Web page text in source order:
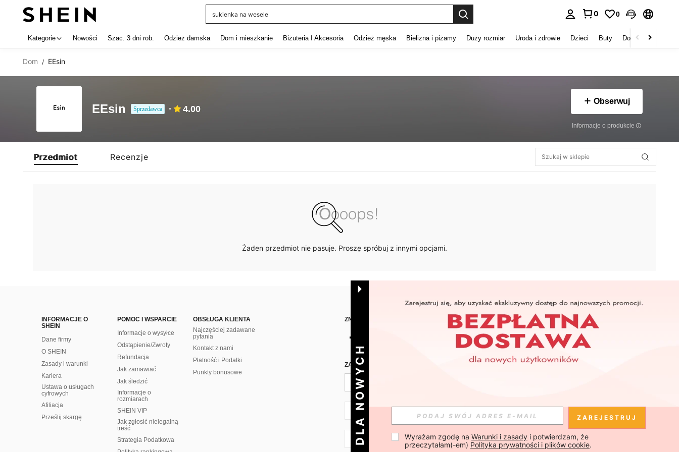
sukienka na wesele
0 0
Kategorie Nowości Szac. 3 dni rob. Odzież damska Dom i mieszkanie Biżuteria I Akcesoria Odzież męska Bielizna i piżamy Duży rozmiar Uroda i zdrowie Dzieci Buty Domowe Tekstylia
Dom / EEsin
EEsin Sprzedawca 4.00
Obserwuj
Informacje o produkcie
Przedmiot Recenzje
Żaden przedmiot nie pasuje. Proszę spróbuj z innymi opcjami.
INFORMACJE O
SHEIN
Dane firmy
O SHEIN
Zasady i warunki
Kariera
Ustawa o usługach
cyfrowych
Afiliacja
Prześlij skargę
POMOC I WSPARCIE
Informacje o wysyłce
Odstąpienie/Zwroty
Refundacja
Jak zamawiać
Jak śledzić
Informacje o
rozmiarach
SHEIN VIP
Jak zgłosić nielegalną
treść
Strategia Podatkowa
OBSŁUGA KLIENTA
Najczęściej zadawane
pytania
Kontakt z nami
Płatność i Podatki
Punkty bonusowe
ZNAJDŹ NAS NA APLIKACJA
ZAPISZ SIĘ PO CODZIENNĄ DAWKĘ SHEIN
PL + 48
PL + 48
DLA NOWYCH ZAREJESTRUJ
Wyrażam zgodę na Warunki i zasady i potwierdzam, że
przeczytałam(-em) Polityka prywatności i plików cookie.